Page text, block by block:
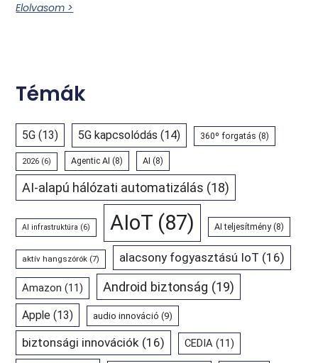
Elolvasom >
Témák
5G (13) 5G kapcsolódás (14) 360º forgatás (8)
2026 (6) Agentic AI (8) AI (8)
AI-alapú hálózati automatizálás (18)
AI infrastruktúra (6) AIoT (87) AI teljesítmény (8)
aktív hangszórók (7) alacsony fogyasztású IoT (16)
Amazon (11) Android biztonság (19)
Apple (13) audio innováció (9)
biztonsági innovációk (16) CEDIA (11)